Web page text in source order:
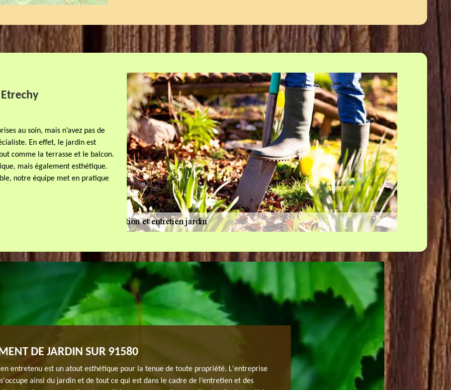
au soin, mais n’avez pas de
En effet, le jardin est
comme la terrasse et le balcon.
mais également esthétique.
notre équipe met en pratique
DE JARDIN SUR 91580
entretenu est un atout esthétique pour la tenue de toute propriété. L'entreprise
ainsi du jardin et de tout ce qui est dans le cadre de l’entretien et des
TROUVER UN RAMASSEUR DE
ETRECHY
Après l’automne, les feuilles des arbres ne tarderont